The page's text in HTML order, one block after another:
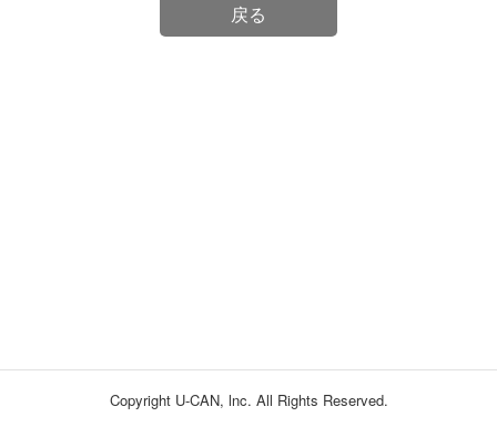
戻る
Copyright U-CAN, lnc. All Rights Reserved.